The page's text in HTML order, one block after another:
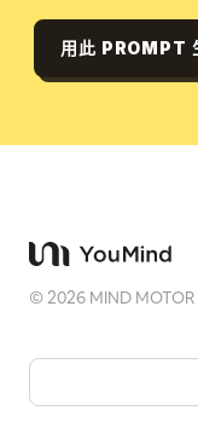
用此 PROMPT
©2026 MIND MOTOR